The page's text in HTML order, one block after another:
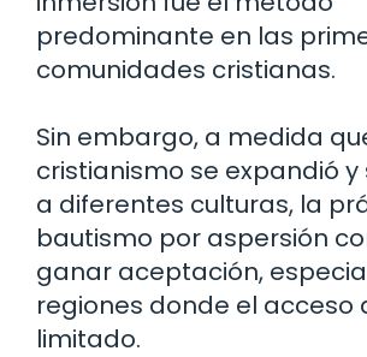
predominante en las
comunidades cristianas.
Sin embargo, a medida
cristianismo se expandió
a diferentes culturas, la
bautismo por aspersión
ganar aceptación,
regiones donde el acceso
limitado.